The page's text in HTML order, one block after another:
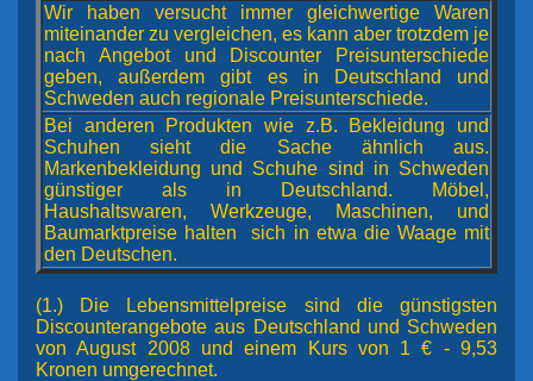
Wir haben versucht immer gleichwertige Waren
miteinander zu vergleichen, es kann aber trotzdem je
nach Angebot und Discounter Preisunterschiede
geben, außerdem gibt es in Deutschland und
Schweden auch regionale Preisunterschiede.
Bei anderen Produkten wie z.B. Bekleidung und
Schuhen sieht die Sache ähnlich aus.
Markenbekleidung und Schuhe sind in Schweden
günstiger als in Deutschland. Möbel,
Haushaltswaren, Werkzeuge, Maschinen, und
Baumarktpreise halten sich in etwa die Waage mit
den Deutschen.
(1.) Die Lebensmittelpreise sind die günstigsten
Discounterangebote aus Deutschland und Schweden
von August 2008 und einem Kurs von 1 € - 9,53
Kronen umgerechnet.